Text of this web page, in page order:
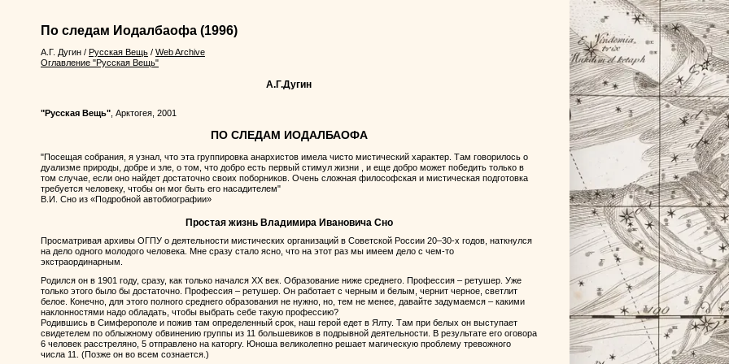
По следам Иодалбаофа (1996)
А.Г. Дугин / Русская Вещь / Web Archive
Оглавление "Русская Вещь"
А.Г.Дугин
"Русская Вещь" , Арктогея, 2001
ПО СЛЕДАМ ИОДАЛБАОФА
"Посещая собрания, я узнал, что эта группировка анархистов имела чисто мистический характер. Там говорилось о
дуализме природы, добре и зле, о том, что добро есть первый стимул жизни , и еще добро может победить только в
том случае, если оно найдет достаточно своих поборников. Очень сложная философская и мистическая подготовка
требуется человеку, чтобы он мог быть его насадителем"
В.И. Сно из «Подробной автобиографии»
Простая жизнь Владимира Ивановича Сно
Просматривая архивы ОГПУ о деятельности мистических организаций в Советской России 20–30-х годов, наткнулся
на дело одного молодого человека. Мне сразу стало ясно, что на этот раз мы имеем дело с чем-то
экстраординарным.
Родился он в 1901 году, сразу, как только начался ХХ век. Образование ниже среднего. Профессия – ретушер. Уже
только этого было бы достаточно. Профессия – ретушер. Он работает с черным и белым, чернит черное, светлит
белое. Конечно, для этого полного среднего образования не нужно, но, тем не менее, давайте задумаемся – какими
наклонностями надо обладать, чтобы выбрать себе такую профессию?
Родившись в Симферополе и пожив там определенный срок, наш герой едет в Ялту. Там при белых он выступает
свидетелем по облыжному обвинению группы из 11 большевиков в подрывной деятельности. В результате его оговора
6 человек расстреляно, 5 отправлено на каторгу. Юноша великолепно решает магическую проблему тревожного
числа 11. (Позже он во всем сознается.)